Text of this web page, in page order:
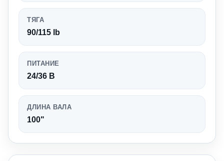
ТЯГА
90/115 lb
ПИТАНИЕ
24/36 В
ДЛИНА ВАЛА
100"